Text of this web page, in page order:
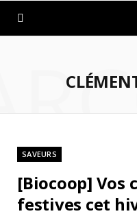
SAVEURS
[Biocoop] Vos
festives cet